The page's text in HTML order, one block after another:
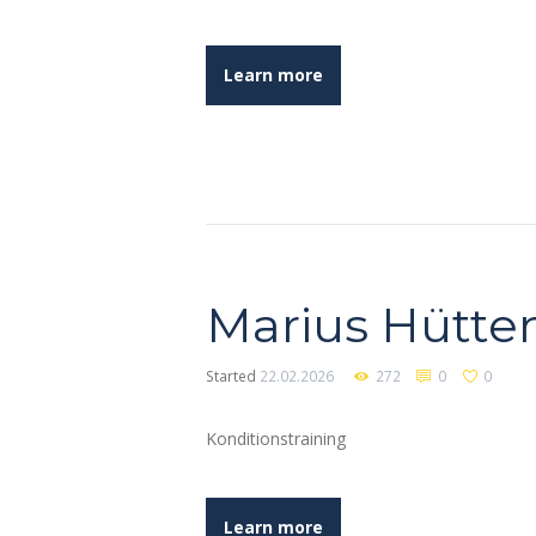
Learn more
Marius
Started 22.02.2026 272 0 0
Konditionstraining
Learn more